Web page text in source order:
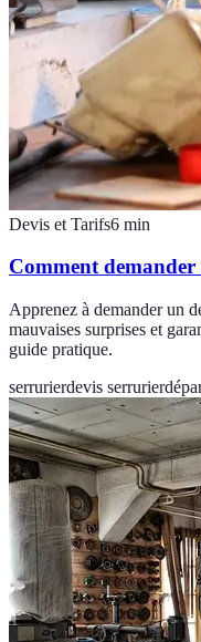
Devis et Tarifs6 min
Comment
Apprenez à demander un
mauvaises surprises et
guide pratique.
serrurierdevis serrurier